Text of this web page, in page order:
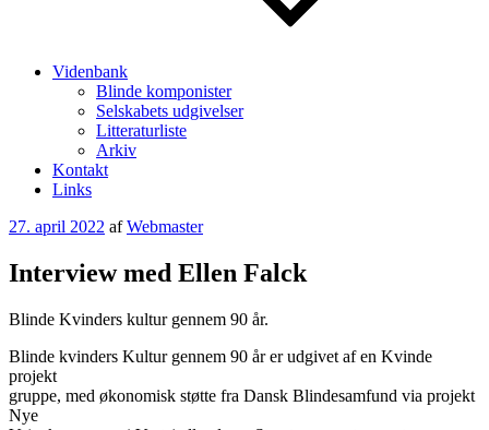
Videnbank
Blinde komponister
Selskabets udgivelser
Litteraturliste
Arkiv
Kontakt
Links
Udgivet
27. april 2022 afWebmaster
Interview med Ellen Falck
Blinde Kvinders kultur gennem 90 år.
Blinde kvinders Kultur gennem 90 år er udgivet af en Kvinde
projekt
gruppe, med økonomisk støtte fra Dansk Blindesamfund via projekt
Nye